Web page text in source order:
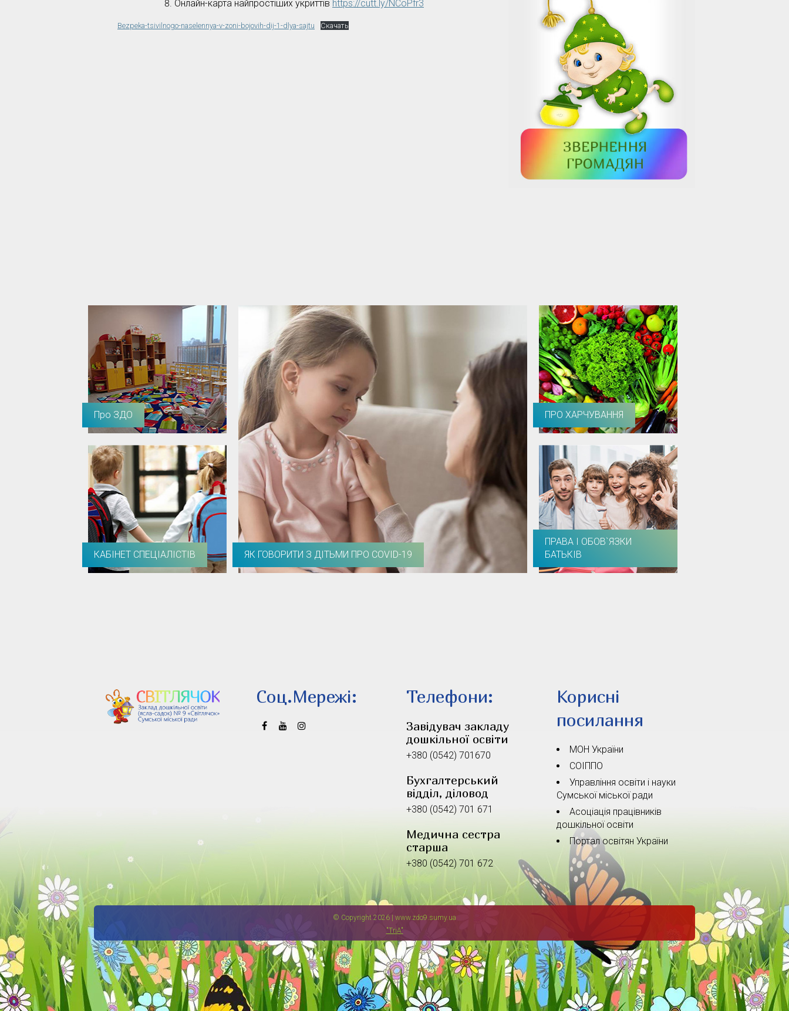
Онлайн-карта найпростіших укриттів https://cutt.ly/NCoPfr3
Bezpeka-tsivilnogo-naselennya-v-zoni-bojovih-dij-1-dlya-sajtu Скачать
Про ЗДО
КАБІНЕТ СПЕЦІАЛІСТІВ ЯК ГОВОРИТИ З ДІТЬМИ ПРО COVID-19
ПРО ХАРЧУВАННЯ
ПРАВА І ОБОВ`ЯЗКИ
БАТЬКІВ
Соц.Мережi: Телефони:
Завідувач закладу
дошкільної освіти
+380 (0542) 701670
Бухгалтерський
відділ, діловод
+380 (0542) 701 671
Медична сестра
старша
+380 (0542) 701 672
Корисні
посилання
МОН України
СОІППО
Управління освіти і науки
Сумської міської ради
Асоціація працівників
дошкільної освіти
Портал освітян України
© Copyright 2026 | www.zdo9.sumy.ua
"TriA"